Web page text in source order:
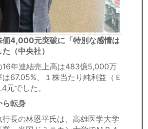
価4,000元突破に「特別な感情は
（中央社）
年連結売上高は483億5,000万
67.05%、１株当たり純利益（Ｅ
元でした。
ら転身
長の林恩平氏は、高雄医学大学